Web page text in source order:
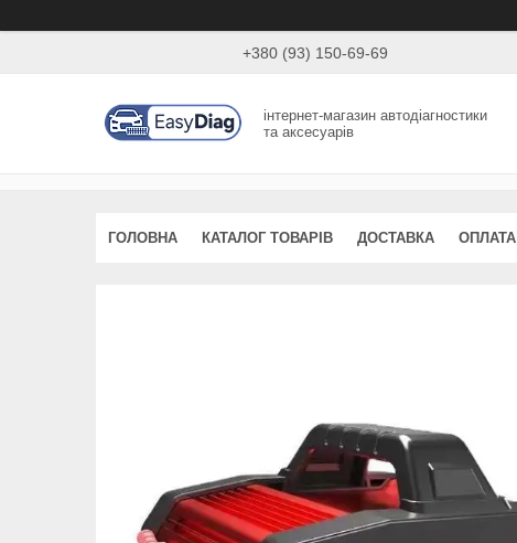
+380 (93) 150-69-69
інтернет-магазин автодіагностики
та аксесуарів
ГОЛОВНА КАТАЛОГ ТОВАРІВ ДОСТАВКА ОПЛАТА